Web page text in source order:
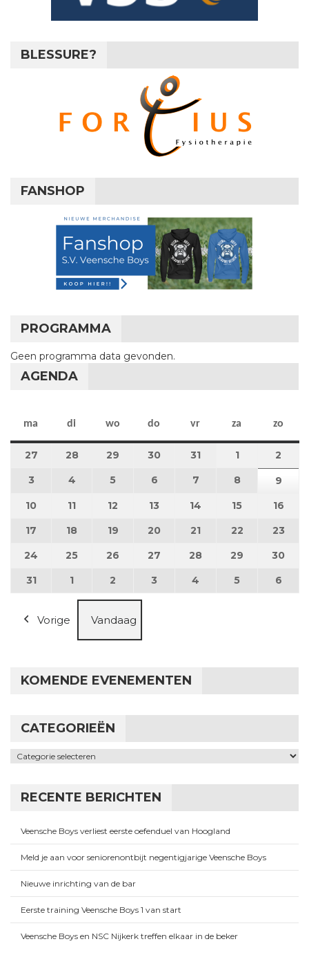
BLESSURE?
FANSHOP
PROGRAMMA
Geen programma data gevonden.
AGENDA
ma maandag
di dinsdag
wo woensdag
do donderdag
vr vrijdag
za zaterdag
zo
27 27 juli 2026
28 28 juli 2026
29 29 juli 2026
30 30 juli 2026
31 31 juli 2026
11 augustus
2
3 3 augustus 2026
4 4 augustus 2026
5 5 augustus 2026
6 6 augustus 2026
7 7 augustus 2026
8 8 augustus
9
10 10 augustus 2026
11 11 augustus 2026
12 12 augustus 2026
13 13 augustus 2026
14 14 augustus 2026
15 15 16
17 17 augustus 2026
18 18 augustus 2026
19 19 augustus 2026
20 20 augustus 2026
21 21 augustus 2026
22 22 23
24 24 augustus 2026
25 25 augustus 2026
26 26 augustus 2026
27 27 augustus 2026
28 28 augustus 2026
29 29 30
3131 augustus 2026
1 1 september 2026
2 2 september 2026
3 3 september 2026
4 4 september 2026
5 5 6
Vorige Vandaag
KOMENDE EVENEMENTEN
CATEGORIEËN
Categorieën
RECENTE BERICHTEN
Veensche Boys verliest eerste oefenduel van Hoogland
Meld je aan voor seniorenontbijt negentigjarige Veensche Boys
Nieuwe inrichting van de bar
Eerste training Veensche Boys 1 van start
Veensche Boys en NSC Nijkerk treffen elkaar in de beker